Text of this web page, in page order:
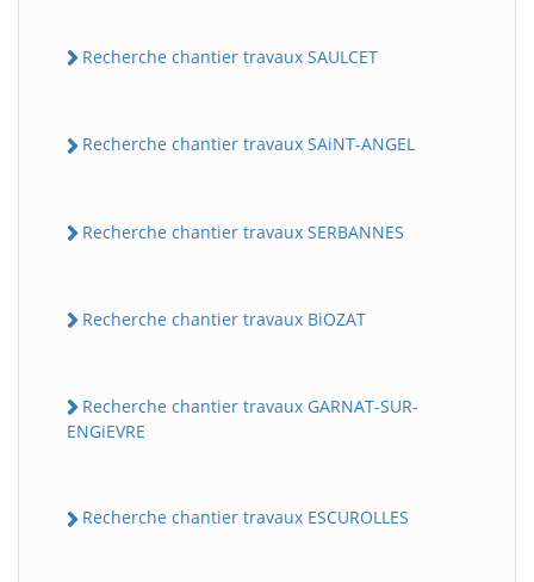
Recherche chantier travaux SAULCET
Recherche chantier travaux SAiNT-ANGEL
Recherche chantier travaux SERBANNES
Recherche chantier travaux BiOZAT
Recherche chantier travaux GARNAT-SUR-
ENGiEVRE
Recherche chantier travaux ESCUROLLES